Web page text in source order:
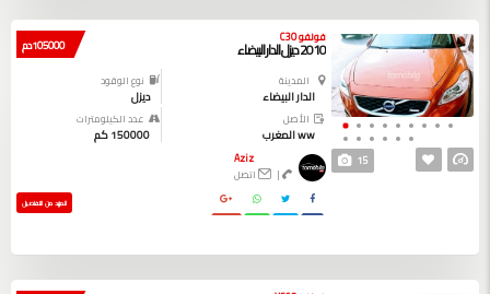
15
105000 دم فولفو C30
2010 ديزل الدار البيضاء
المدينة
الدار البيضاء
نوع الوقود
ديزل
الأصل
ww المغرب
عدد الكيلومترات
150000 كم
Aziz
|
اتصل
المزيد من التفاصيل